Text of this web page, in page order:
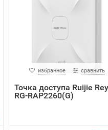
избранное сравнить
Точка доступа Ruijie
RG-RAP2260(G)